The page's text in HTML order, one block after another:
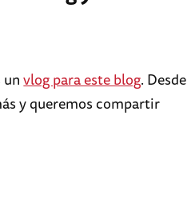
unvlog para este blog. Desde
y queremos compartir